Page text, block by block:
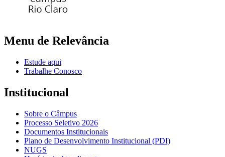
Menu de Relevância
Estude aqui
Trabalhe Conosco
Institucional
Sobre o Câmpus
Processo Seletivo 2026
Documentos Institucionais
Plano de Desenvolvimento Institucional (PDI)
NUGS